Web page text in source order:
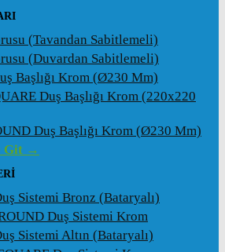
(Tavandan Sabitlemeli)
(Duvardan Sabitlemeli)
Başlığı Krom (ø230 Mm)
Duş Başlığı Krom (220x220
Duş Başlığı Krom (ø230 Mm)
Git →
Sistemi Bronz (Bataryalı)
Duş Sistemi Krom
Sistemi Altın (Bataryalı)